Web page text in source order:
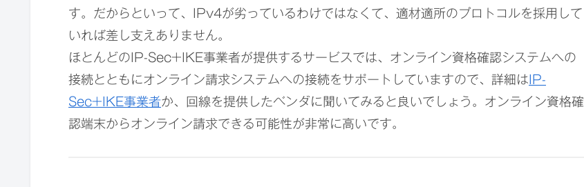
す。だからといって、IPv4が劣っているわけではなくて、適材適所のプロトコルを採用して
いれば差し支えありません。
ほとんどのIP-Sec+IKE事業者が提供するサービスでは、オンライン資格確認システムへの
接続とともにオンライン請求システムへの接続をサポートしていますので、詳細は IP-
Sec+IKE事業者か、回線を提供したベンダに聞いてみると良いでしょう。オンライン資格確
認端末からオンライン請求できる可能性が非常に高いです。